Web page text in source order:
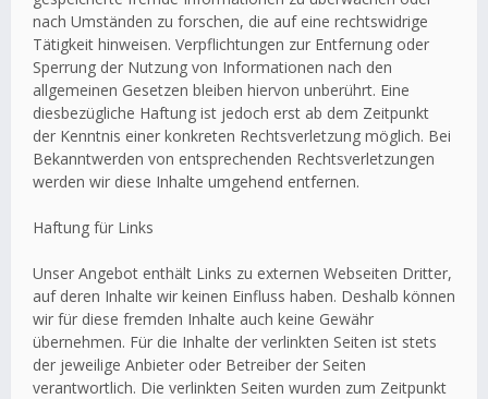
nach Umständen zu forschen, die auf eine rechtswidrige
Tätigkeit hinweisen. Verpflichtungen zur Entfernung oder
Sperrung der Nutzung von Informationen nach den
allgemeinen Gesetzen bleiben hiervon unberührt. Eine
diesbezügliche Haftung ist jedoch erst ab dem Zeitpunkt
der Kenntnis einer konkreten Rechtsverletzung möglich. Bei
Bekanntwerden von entsprechenden Rechtsverletzungen
werden wir diese Inhalte umgehend entfernen.
Haftung für Links
Unser Angebot enthält Links zu externen Webseiten Dritter,
auf deren Inhalte wir keinen Einfluss haben. Deshalb können
wir für diese fremden Inhalte auch keine Gewähr
übernehmen. Für die Inhalte der verlinkten Seiten ist stets
der jeweilige Anbieter oder Betreiber der Seiten
verantwortlich. Die verlinkten Seiten wurden zum Zeitpunkt